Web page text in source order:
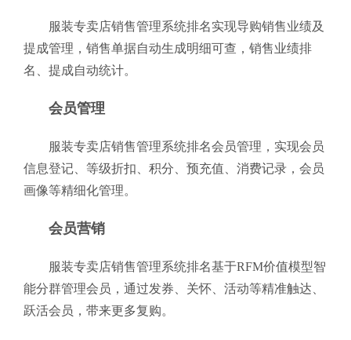
服装专卖店销售管理系统排名实现导购销售业绩及
提成管理，销售单据自动生成明细可查，销售业绩排
名、提成自动统计。
会员管理
服装专卖店销售管理系统排名会员管理，实现会员
信息登记、等级折扣、积分、预充值、消费记录，会员
画像等精细化管理。
会员营销
服装专卖店销售管理系统排名基于RFM价值模型智
能分群管理会员，通过发券、关怀、活动等精准触达、
跃活会员，带来更多复购。